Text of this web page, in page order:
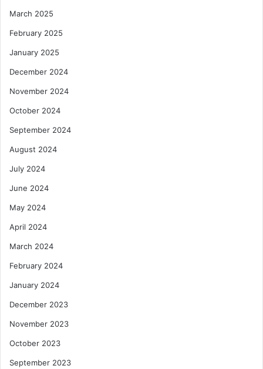
March 2025
February 2025
January 2025
December 2024
November 2024
October 2024
September 2024
August 2024
July 2024
June 2024
May 2024
April 2024
March 2024
February 2024
January 2024
December 2023
November 2023
October 2023
September 2023